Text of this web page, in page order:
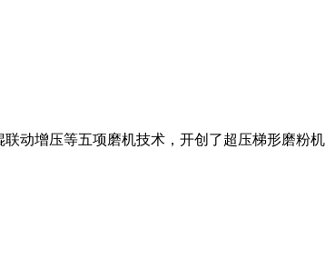
动增压等五项磨机技术，开创了超压梯形磨粉机